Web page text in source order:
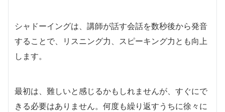
シャドーイングは、講師が話す会話を数秒後から発音
することで、リスニング力、スピーキング力とも向上
します。
最初は、難しいと感じるかもしれませんが、すぐにで
きる必要はありません。何度も繰り返すうちに徐々に